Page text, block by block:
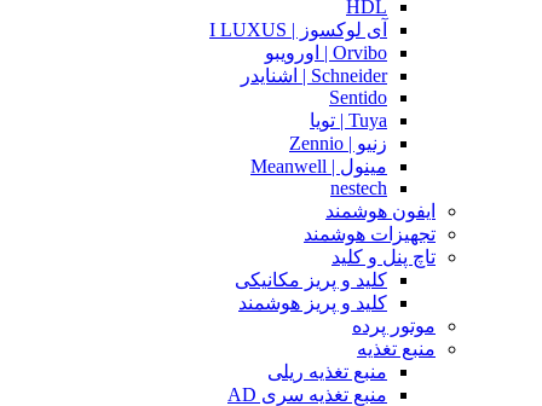
HDL
آی لوکسوز | I LUXUS
Orvibo | اورویبو
Schneider | اشنایدر
Sentido
Tuya | تویا
زنیو | Zennio
مینول | Meanwell
nestech
ایفون هوشمند
تجهیزات هوشمند
تاچ پنل و کلید
کلید و پریز مکانیکی
کلید و پریز هوشمند
موتور پرده
منبع تغذیه
منبع تغذیه ریلی
منبع تغذیه سری AD